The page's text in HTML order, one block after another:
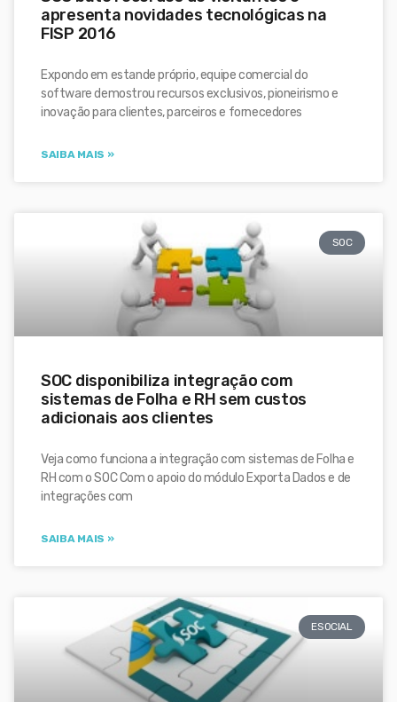
apresenta novidades tecnológicas na
FISP 2016
Expondo em estande próprio, equipe comercial do
software demostrou recursos exclusivos, pioneirismo e
inovação para clientes, parceiros e fornecedores
SAIBA MAIS »
SOC
SOC disponibiliza integração com
sistemas de Folha e RH sem custos
adicionais aos clientes
Veja como funciona a integração com sistemas de Folha e
RH com o SOC Com o apoio do módulo Exporta Dados e de
integrações com
SAIBA MAIS »
ESOCIAL